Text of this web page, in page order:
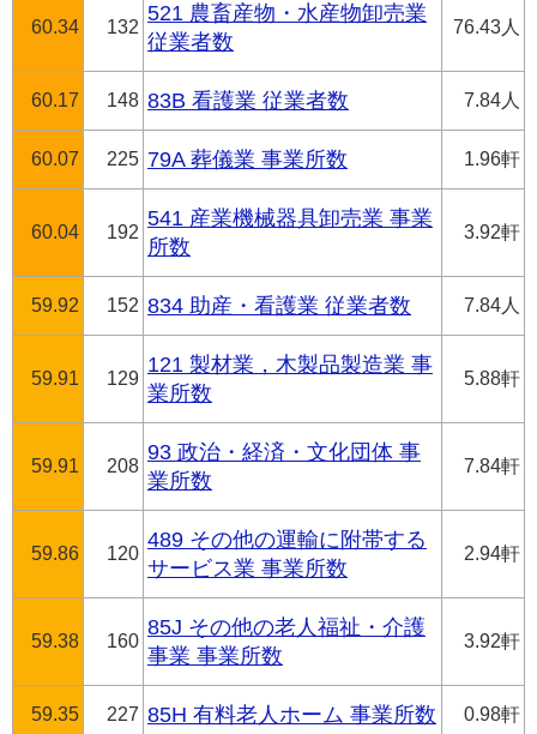
60.34 132
521 農畜産物・水産物卸売業
従業者数
76.43人
60.17 148 83B 看護業 従業者数 7.84人
60.07 225 79A 葬儀業 事業所数 1.96軒
60.04 192
541 産業機械器具卸売業 事業
所数
3.92軒
59.92 152 834 助産・看護業 従業者数 7.84人
59.91 129
121 製材業，木製品製造業 事
業所数
5.88軒
59.91 208
93 政治・経済・文化団体 事
業所数
7.84軒
59.86 120
489 その他の運輸に附帯する
サービス業 事業所数
2.94軒
59.38 160
85J その他の老人福祉・介護
事業 事業所数
3.92軒
59.35 227 85H 有料老人ホーム 事業所数 0.98軒